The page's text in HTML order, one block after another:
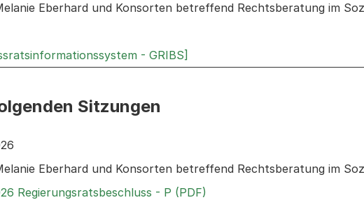
Eberhard und Konsorten betreffend Rechtsberatung im
- GRIBS]
Sitzungen
Informationen zu den Sitzungen zum Geschäft
Eberhard und Konsorten betreffend Rechtsberatung im
Regierungsratsbeschluss - P (PDF)